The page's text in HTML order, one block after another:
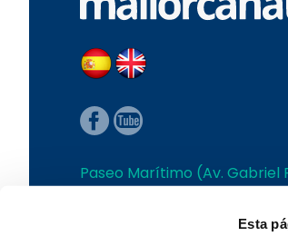
Esta
Paseo Marítimo (Av. Gabriel
T+34 971 280 007 | L-V 10:00